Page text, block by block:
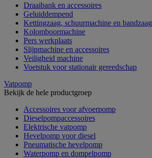
Draaibank en accessoires
Geluiddempend
Kettingzaag, schuurmachine en bandzaag
Kolomboormachine
Pers werkplaats
Slijpmachine en accessoires
Veiligheid machine
Voetstuk voor stationair gereedschap
Vatpomp
Bekijk de hele productgroep
Accessoires voor afvoerpomp
Dieselpompaccessoires
Elektrische vatpomp
Hevelpomp voor diesel
Pneumatische hevelpomp
Waterpomp en dompelpomp